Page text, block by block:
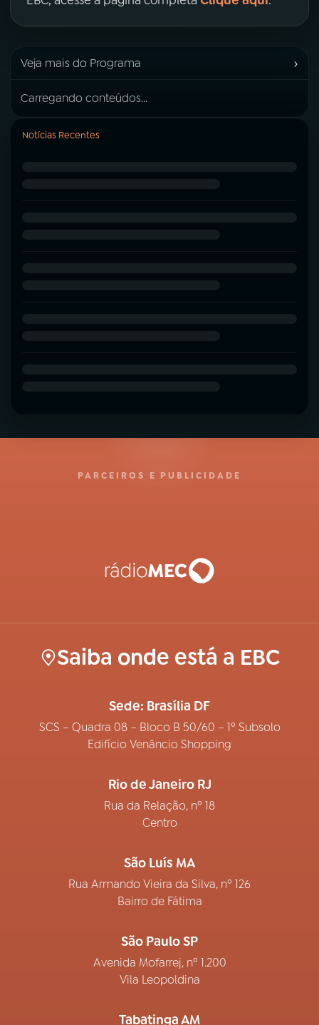
Veja mais do Programa ›
Carregando conteúdos...
Notícias Recentes
PARCEIROS E PUBLICIDADE
Saiba onde está a EBC
Sede: Brasília DF
SCS – Quadra 08 – Bloco B 50/60 – 1º Subsolo
Edifício Venâncio Shopping
Rio de Janeiro RJ
Rua da Relação, nº 18
Centro
São Luís MA
Rua Armando Vieira da Silva, nº 126
Bairro de Fátima
São Paulo SP
Avenida Mofarrej, nº 1.200
Vila Leopoldina
Tabatinga AM